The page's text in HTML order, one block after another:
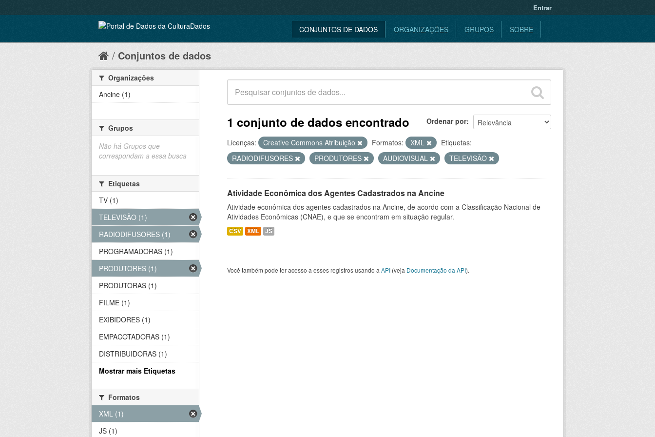
Entrar
CONJUNTOS DE DADOS ORGANIZAÇÕES GRUPOS SOBRE
Conjuntos de dados
Ordenar por
1 conjunto de dados encontrado
Licenças: Creative Commons Atribuição Formatos: XML
Etiquetas:
RADIODIFUSORES
PRODUTORES AUDIOVISUAL TELEVISÃO
Atividade Econômica dos Agentes Cadastrados na Ancine
Atividade econômica dos agentes cadastrados na Ancine, de acordo com a Classificação Nacional de
Atividades Econômicas (CNAE), e que se encontram em situação regular.
CSV XML JS
Você também pode ter acesso a esses registros usando a API (veja Documentação da API).
Organizações
Ancine (1)
Grupos
Não há Grupos que
correspondam a essa busca
Etiquetas
TV (1)
TELEVISÃO (1)
RADIODIFUSORES (1)
PROGRAMADORAS (1)
PRODUTORES (1)
PRODUTORAS (1)
FILME (1)
EXIBIDORES (1)
EMPACOTADORAS (1)
DISTRIBUIDORAS (1)
Mostrar mais Etiquetas
Formatos
XML (1)
JS (1)